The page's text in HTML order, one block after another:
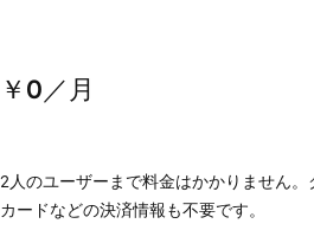
￥0／月
2人のユーザーまで料金はかかりません。
カードなどの決済情報も不要です。